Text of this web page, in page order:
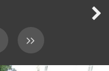
